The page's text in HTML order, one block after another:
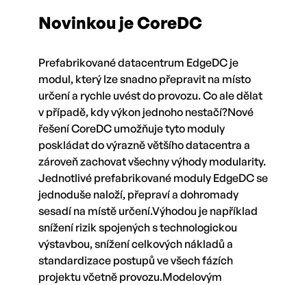
Novinkou je CoreDC
Prefabrikované datacentrum EdgeDC je
modul, který lze snadno přepravit na místo
určení a rychle uvést do provozu. Co ale dělat
v případě, kdy výkon jednoho nestačí?Nové
řešení CoreDC umožňuje tyto moduly
poskládat do výrazně většího datacentra a
zároveň zachovat všechny výhody modularity.
Jednotlivé prefabrikované moduly EdgeDC se
jednoduše naloží, přepraví a dohromady
sesadí na místě určení.Výhodou je například
snížení rizik spojených s technologickou
výstavbou, snížení celkových nákladů a
standardizace postupů ve všech fázích
projektu včetně provozu.Modelovým